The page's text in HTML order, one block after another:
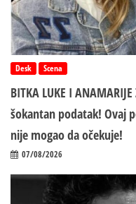
Desk Scena
BITKA LUKE I
šokantan podatak! Ovaj
nije mogao da očekuje!
07/08/2026